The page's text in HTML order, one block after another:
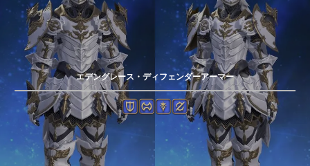
エデングレース・ディフェンダーアーマー